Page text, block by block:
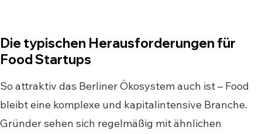
Die typischen Herausforderungen für
Food Startups
So attraktiv das Berliner Ökosystem auch ist – Food
bleibt eine komplexe und kapitalintensive Branche.
Gründer sehen sich regelmäßig mit ähnlichen